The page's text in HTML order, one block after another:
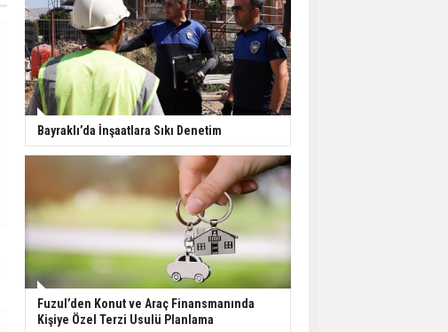
Yatırımcıların Bina Tercihi
Değişiyor: Dijital Altyapı
Öne Çıkıyor
TOKİ'nin Kiralık Sosyal
Konut Modeli Kiraları
Düşürür Mü?
İkinci El Konut Fiyatları
İspanya'da Bir Yılda
Yüzde 16,2 Arttı
Bayraklı’da İnşaatlara Sıkı Denetim
Fuzul’den Konut ve Araç Finansmanında
Kişiye Özel Terzi Usulü Planlama